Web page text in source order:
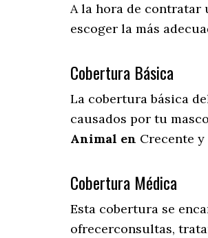
A la hora de contratar
escoger la más
Cobertura Básica
La cobertura básica
causados por tu
Animal en Crecente y
Cobertura Médica
Esta cobertura se
ofrecerconsultas,